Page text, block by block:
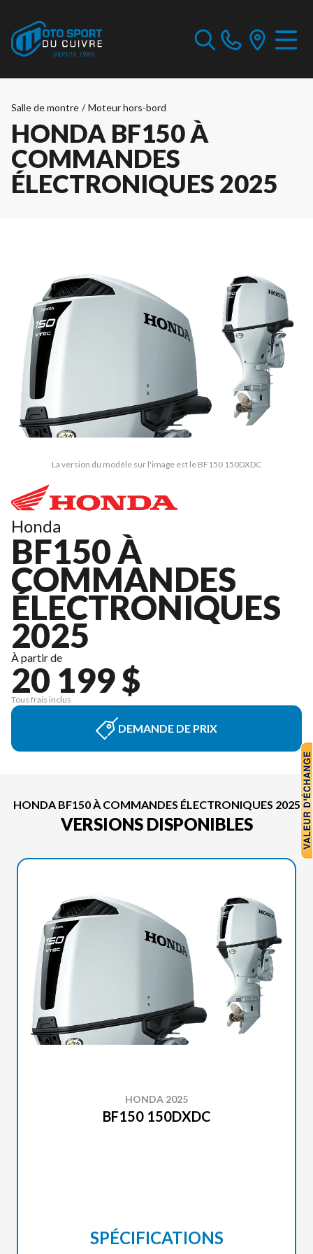
Salle de montre / Moteur hors-bord
HONDA BF150 À
COMMANDES
ÉLECTRONIQUES 2025
La version du modèle sur l'image est le BF150 150DXDC
Honda
BF150 À
COMMANDES
ÉLECTRONIQUES
2025
À partir de
20 199 $
Tous frais inclus
DEMANDE DE PRIX
HONDA BF150 À COMMANDES ÉLECTRONIQUES 2025
VERSIONS DISPONIBLES
HONDA 2025
BF150 150DXDC
SPÉCIFICATIONS